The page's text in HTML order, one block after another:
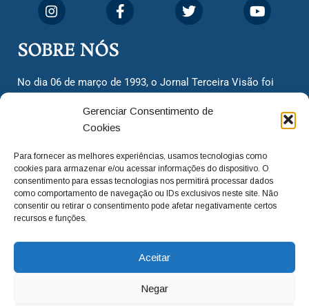
Gerenciar Consentimento de
Cookies
Para fornecer as melhores experiências, usamos tecnologias como
cookies para armazenar e/ou acessar informações do dispositivo. O
consentimento para essas tecnologias nos permitirá processar dados
como comportamento de navegação ou IDs exclusivos neste site. Não
consentir ou retirar o consentimento pode afetar negativamente certos
recursos e funções.
Aceitar
Negar
SOBRE NÓS
No dia 06 de março de 1993, o Jornal Terceira Visão foi
cidadãos valinhenses, já que naquela época só existiam
dois jornais. Há mais de 30 anos, o jornal continua
com o foco de trazer as melhores notícias. Nunca
deixamos de lado as necessidades do cidadão, sempre
questionando os órgãos públicos em busca de melhorias
para a cidade e sempre cobrando resoluções para casos
adm@jtv.com.br
(19) 3929-6225